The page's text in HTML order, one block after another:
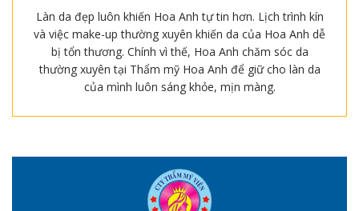
Làn da đẹp luôn khiến Hoa Anh tự tin hơn. Lịch trình kín
và việc make-up thường xuyên khiến da của Hoa Anh dễ
bị tổn thương. Chính vì thế, Hoa Anh chăm sóc da
thường xuyên tại Thẩm mỹ Hoa Anh để giữ cho làn da
của mình luôn sáng khỏe, mịn màng.